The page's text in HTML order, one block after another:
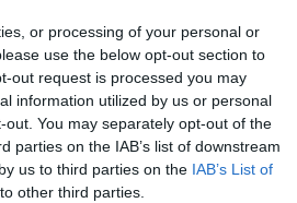
or processing of your personal or
use the below opt-out section to
out request is processed you may
information utilized by us or personal
You may separately opt-out of the
parties on the IAB’s list of downstream
us to third parties on the IAB’s List of
other third parties.